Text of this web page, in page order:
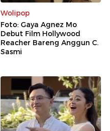
Wolipop
Foto: Gaya Agnez Mo
Debut Film Hollywood
Reacher Bareng Anggun C.
Sasmi